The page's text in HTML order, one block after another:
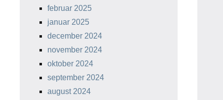
februar 2025
januar 2025
december 2024
november 2024
oktober 2024
september 2024
august 2024